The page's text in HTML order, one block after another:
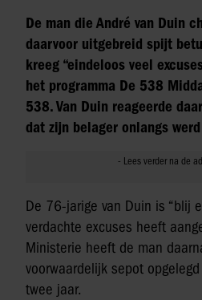
De man die André van Duin
daarvoor uitgebreid spijt
kreeg “eindeloos veel
het programma De 538
538. Van Duin reageerde
dat zijn belager onlangs
De 76-jarige van Duin is “blij
verdachte excuses heeft
Ministerie heeft de man
voorwaardelijk sepot
twee jaar.